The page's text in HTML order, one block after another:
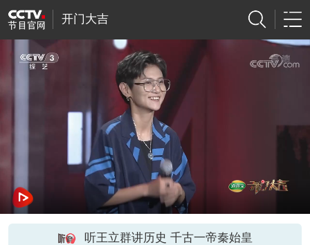
开门大吉
听王立群讲历史 千古一帝秦始皇